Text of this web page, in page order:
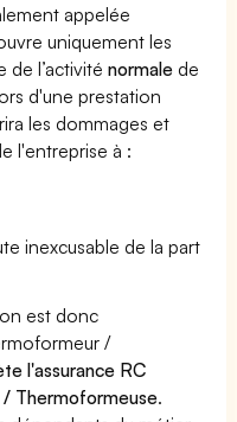
appelée
uniquement les
de l’activiténormale de
d'une prestation
les dommages et
l'entreprise à :
inexcusable de la part
est donc
/
l'assurance RC
Thermoformeuse.